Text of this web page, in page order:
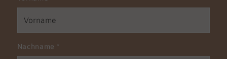
Nachname *